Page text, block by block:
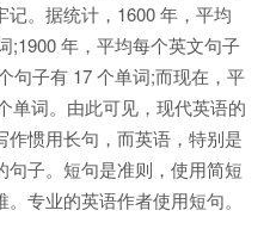
。据统计，1600 年，平均
;1900 年，平均每个英文句子
句子有 17 个单词;而现在，平
单词。由此可见，现代英语的
惯用长句，而英语，特别是
子。短句是准则，使用简短
专业的英语作者使用短句。